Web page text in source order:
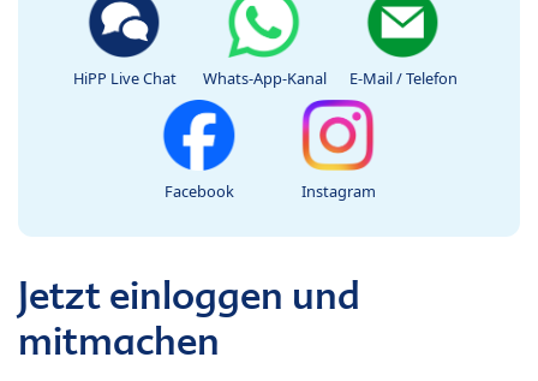
HiPP Live Chat Whats-App-Kanal E-Mail / Telefon
Facebook Instagram
Jetzt einloggen und
mitmachen